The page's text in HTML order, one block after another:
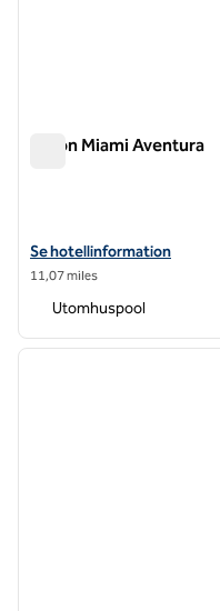
Hilton Miami Aventura
Visa hotelluppgifter för
Se hotellinformation
11,07 miles
Utomhuspool
1 av 12